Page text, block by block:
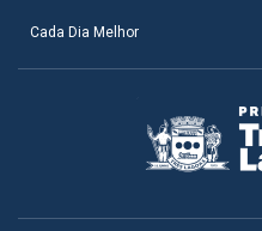
Cada Dia Melhor